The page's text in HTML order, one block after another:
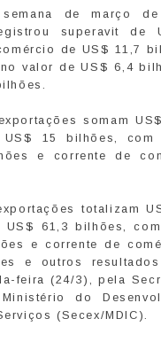
de março
superavit de
de US$ 11,7
valor de US$ 6,4
somam
US$ 15 bilhões,
e corrente de
totalizam
US$ 61,3 bilhões,
e corrente de
e outros
feira (24/3), pela
do
(Secex/MDIC).